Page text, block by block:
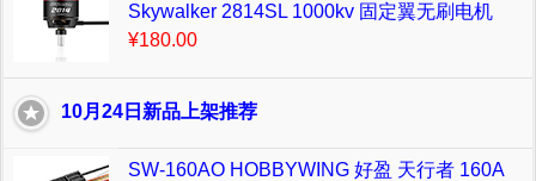
Skywalker 2814SL 1000kv 固定翼无刷电机
¥180.00
10月24日新品上架推荐
SW-160AO HOBBYWING 好盈 天行者 160A